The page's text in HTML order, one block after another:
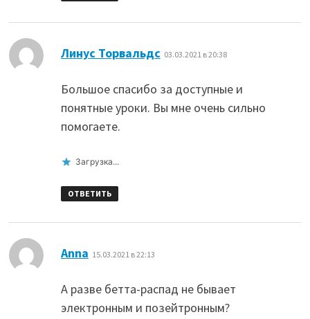
Линус Торвальдс 03.03.2021 в 20:38
Большое спасибо за доступные и
понятные уроки. Вы мне очень сильно
помогаете.
Загрузка...
ОТВЕТИТЬ
Anna 15.03.2021 в 22:13
А разве бетта-распад не бывает
электронным и позейтронным?